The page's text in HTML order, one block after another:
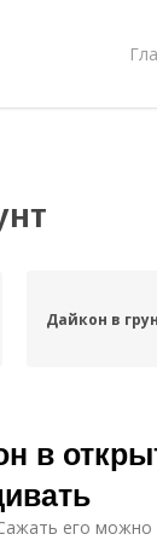
Дайкон в
в
его